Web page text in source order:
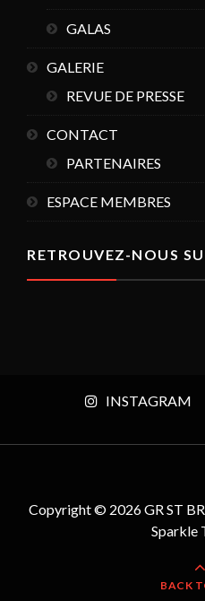
GALAS
GALERIE
REVUE DE PRESSE
CONTACT
PARTENAIRES
ESPACE MEMBRES
RETROUVEZ-NOUS
INSTAGRAM
Copyright © 2026 GR ST
Sparkle
BACK